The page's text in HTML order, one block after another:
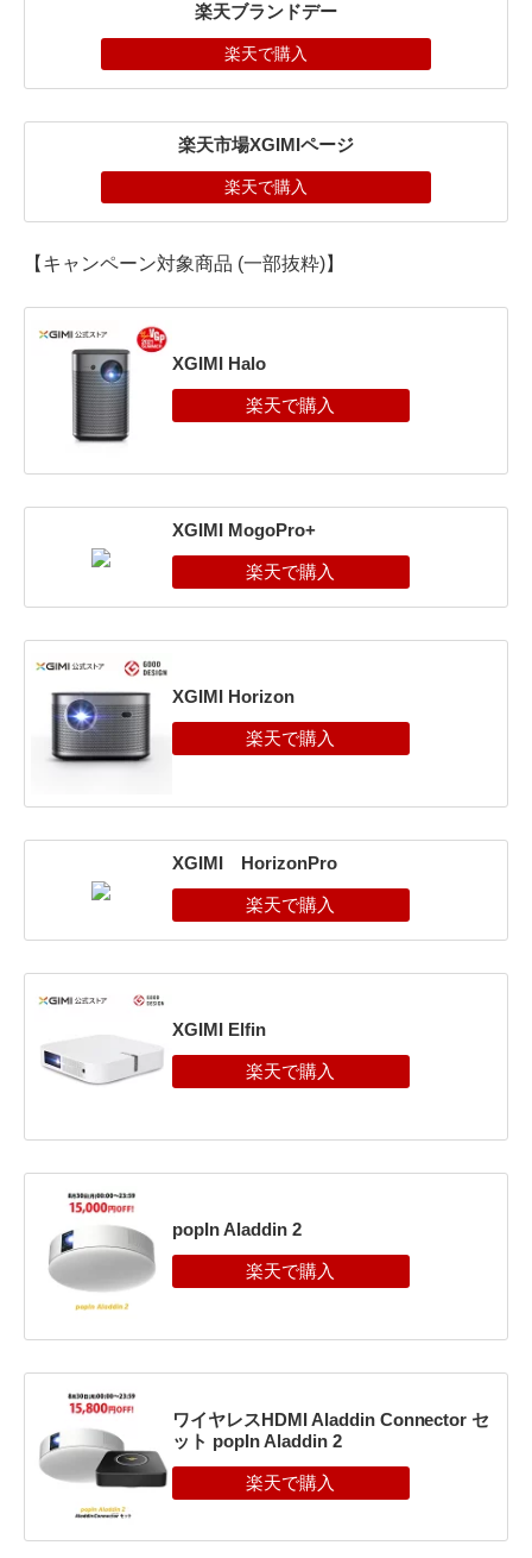
楽天ブランドデー
楽天で購入
楽天市場XGIMIページ
楽天で購入
【キャンペーン対象商品 (一部抜粋)】
XGIMI Halo
XGIMI MogoPro+
XGIMI Horizon
XGIMI HorizonPro
XGIMI Elfin
popIn Aladdin 2
ワイヤレスHDMI Aladdin Connector セ
ット popIn Aladdin 2